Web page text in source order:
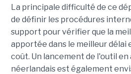
La principale difficulté de ce
de définir les procédures
support pour vérifier que la
apportée dans le meilleur délai
coût. Un lancement de l'outil en
néerlandais est également